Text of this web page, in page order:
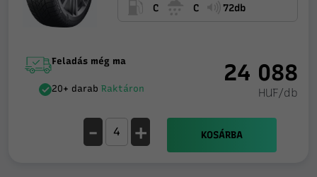
C C 72db
Feladás még ma
20+ darabRaktáron
24 088
HUF/db
- + KOSÁRBA